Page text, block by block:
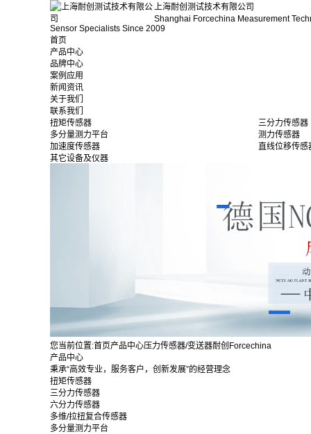
上海耐创测试技术有限公司
Shanghai Forcechina Measurement
Sensor Specialists Since 2009
首页
产品中心
品牌中心
案例应用
新闻资讯
关于我们
联系我们
扭矩传感器
三分力传感器
多分量测力平台
测力传感器
加速度传感器
直线位移传感
其它设备及仪器
您当前位置:首页产品中心压力传感器/变送器耐创Forcechina
产品中心
秉承“高效专业，服务客户，创新发展”的经营理念
扭矩传感器
三分力传感器
六分力传感器
多维/拉扭复合传感器
多分量测力平台